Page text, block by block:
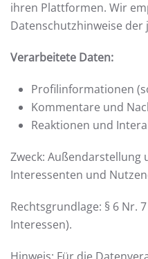
ihren Plattformen. Wir
Datenschutzhinweise der
Verarbeitete Daten:
Profilinformationen
Kommentare und
Reaktionen und
Zweck:
Interessenten und
Rechtsgrundlage: § 6 Nr.
Interessen).